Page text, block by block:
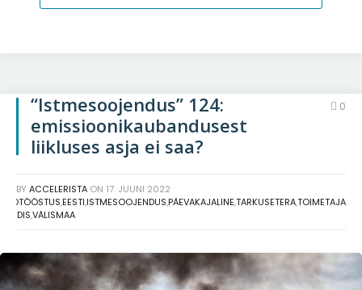
“Istmesoojendus” 124:
emissioonikaubandusest
liikluses asja ei saa?
0
BY ACCELERISTA ON 17. JUUNI 2022
,EESTI,ISTMESOOJENDUS,PÄEVAKAJALINE,TARKUSETERA,TOIMETAJA
,VÄLISMAA